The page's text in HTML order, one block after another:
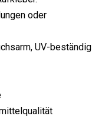
oder
UV-beständig